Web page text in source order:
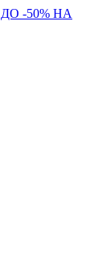
-50% НА